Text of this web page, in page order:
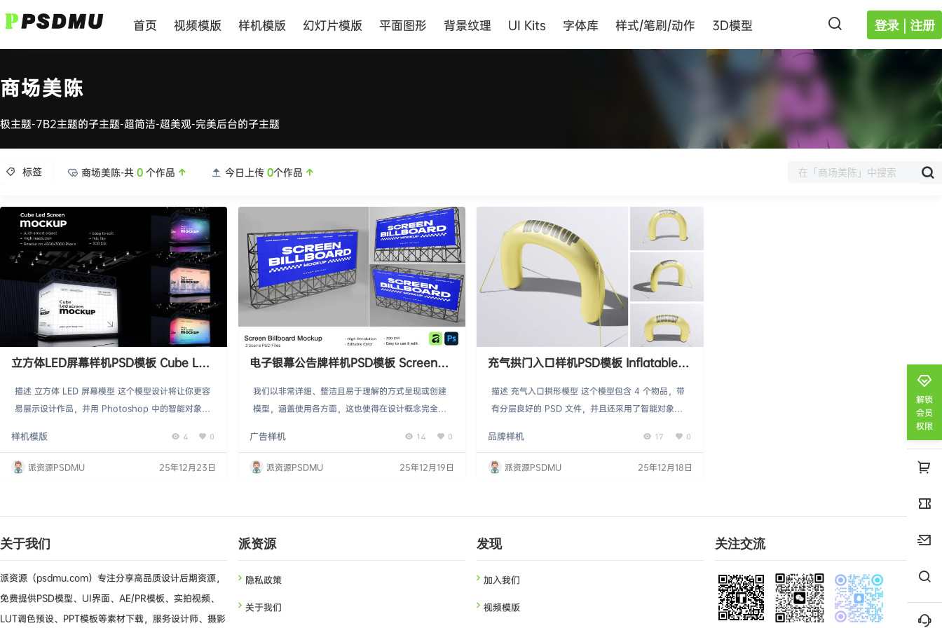
登录 | 注册
首页 视频模版 样机模版 幻灯片模版 平面图形 背景纹理 UI Kits 字体库 样式/笔刷/动作 3D模型
商场美陈
极主题-7B2主题的子主题-超简洁-超美观-完美后台的子主题
标签 商场美陈-共 0 个作品 今日上传 0个作品
立方体LED屏幕样机PSD模板 Cube Led
描述 立方体 LED 屏幕模型 这个模型设计将让你更容
易展示设计作品，并用 Photoshop 中的智能对象轻
并保存。很快就完成了。 ✂. . . . . . . . . . . . . . . . . . . .
. . . . . . . . . . . . . . . . . . . . . . . 特征： Adobe Photo
样机模版 4 0
派资源PSDMU 25年12月23日
电子银幕公告牌样机PSD模板 Screen
我们以非常详细、整洁且易于理解的方式呈现或创建
模型，涵盖使用各方面，这也使得在设计概念完全实
合品牌愿景。通过使用吸引人的样图，你可以让你的
品牌展示更具吸引力和印象。这有助于加强品牌信
（PSD） 编辑和使用智能对象都很简单 高分辨率：3
广告样机 14 0
派资源PSDMU 25年12月19日
充气拱门入口样机PSD模板 Inflatable
描述 充气入口拱形模型 这个模型包含 4 个物品，带
有分层良好的 PSD 文件，并且还采用了智能对象功
设计替换当前设计。 特征： 通过智能对象轻松快速
地编辑 有序图层和文件夹 明亮和暗色设计都很适合
指南 注：本次预览中使用的图片…
品牌样机 17 0
派资源PSDMU 25年12月18日
解锁
会员
权限
关于我们
派资源（psdmu.com）专注分享高品质设计后期资源，
免费提供PSD模型、UI界面、AE/PR模板、实拍视频、
LUT调色预设、PPT模板等素材下载，服务设计师、摄影
派资源
隐私政策
关于我们
发现
加入我们
视频模版
关注交流